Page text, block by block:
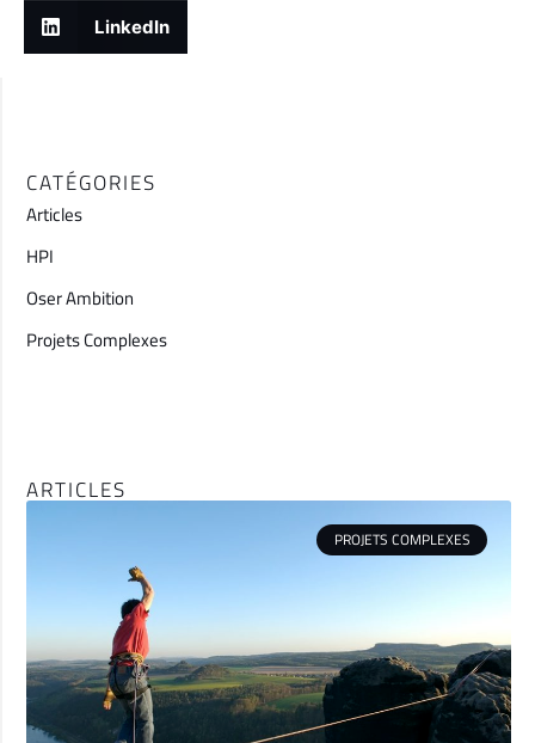
LinkedIn
CATÉGORIES
Articles
HPI
Oser Ambition
Projets Complexes
ARTICLES
PROJETS COMPLEXES